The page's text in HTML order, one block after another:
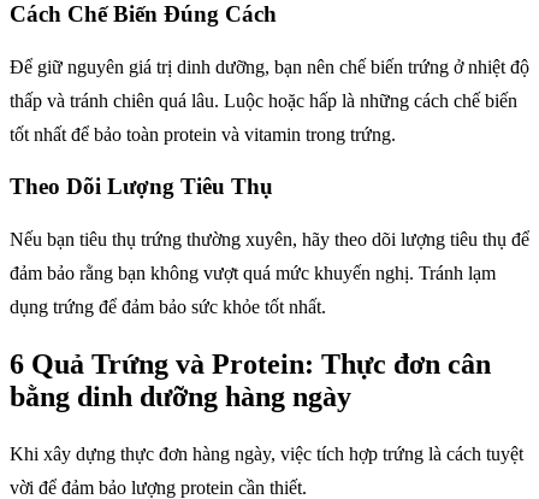
Cách Chế Biến Đúng Cách
Để giữ nguyên giá trị dinh dưỡng, bạn nên chế biến trứng ở nhiệt độ
thấp và tránh chiên quá lâu. Luộc hoặc hấp là những cách chế biến
tốt nhất để bảo toàn protein và vitamin trong trứng.
Theo Dõi Lượng Tiêu Thụ
Nếu bạn tiêu thụ trứng thường xuyên, hãy theo dõi lượng tiêu thụ để
đảm bảo rằng bạn không vượt quá mức khuyến nghị. Tránh lạm
dụng trứng để đảm bảo sức khỏe tốt nhất.
6 Quả Trứng và Protein: Thực đơn cân
bằng dinh dưỡng hàng ngày
Khi xây dựng thực đơn hàng ngày, việc tích hợp trứng là cách tuyệt
vời để đảm bảo lượng protein cần thiết.